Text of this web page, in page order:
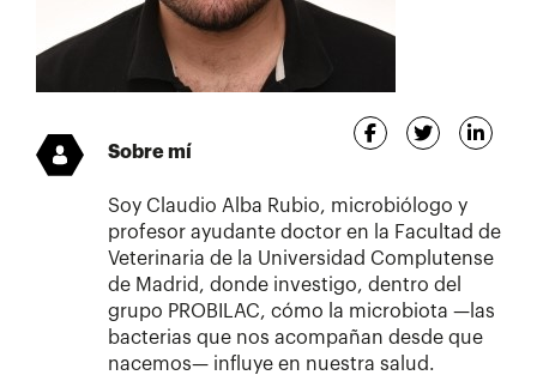
Sobre mí
Soy Claudio Alba Rubio, microbiólogo y
profesor ayudante doctor en la Facultad de
Veterinaria de la Universidad Complutense
de Madrid, donde investigo, dentro del
grupo PROBILAC, cómo la microbiota —las
bacterias que nos acompañan desde que
nacemos— influye en nuestra salud.